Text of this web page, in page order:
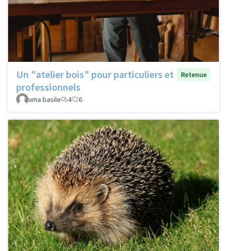
Un "atelier bois" pour particuliers et
professionnels
Retenue
uma basile 4 6